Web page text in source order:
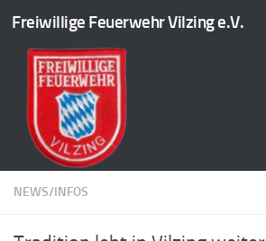
Zum Inhalt springen
Freiwillige Feuerwehr Vilzing e.V.
NEWS/INFOS